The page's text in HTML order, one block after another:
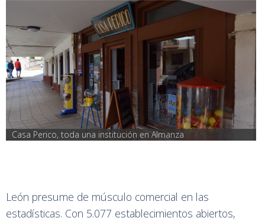
Casa Perico, toda una institución en Almanza
León presume de músculo comercial en las
estadísticas. Con 5.077 establecimientos abiertos,